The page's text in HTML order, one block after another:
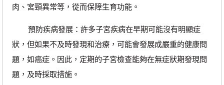
肉、宮頸異常等，從而保障生育功能。
預防疾病發展：許多子宮疾病在早期可能沒有明顯症
狀，但如果不及時發現和治療，可能會發展成嚴重的健康問
題，如癌症。因此，定期的子宮檢查能夠在無症狀期發現問
題，及時採取措施。